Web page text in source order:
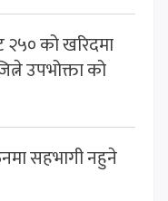
को खरिदमा
उपभोक्ता को
सहभागी नहुने